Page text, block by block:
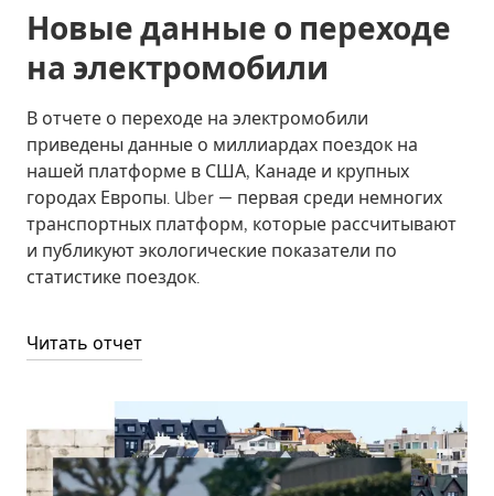
Новые данные о переходе
на электромобили
В отчете о переходе на электромобили
приведены данные о миллиардах поездок на
нашей платформе в США, Канаде и крупных
городах Европы. Uber — первая среди немногих
транспортных платформ, которые рассчитывают
и публикуют экологические показатели по
статистике поездок.
Читать отчет